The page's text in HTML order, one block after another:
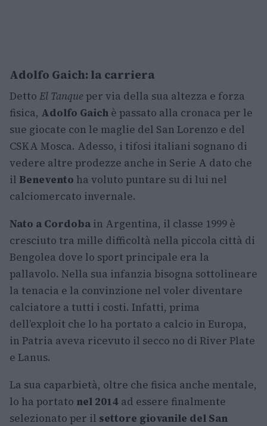
Adolfo Gaich: la carriera
Detto El Tanque per via della sua altezza e forza
fisica, Adolfo Gaich è passato alla cronaca per le
sue giocate con le maglie del San Lorenzo e del
CSKA Mosca. Adesso, i tifosi italiani sognano di
vedere altre prodezze anche in Serie A dato che
il Benevento ha voluto puntare su di lui nel
calciomercato invernale.
Nato a Cordoba in Argentina, il classe 1999 è
cresciuto tra mille difficoltà nella piccola città di
Bengolea dove lo sport principale era la
pallavolo. Nella sua infanzia bisogna sottolineare
la tenacia e la convinzione nel voler diventare
calciatore a tutti i costi. Infatti, prima
dell’exploit che lo ha portato a calcio in Europa,
in Patria aveva ricevuto il secco no di River Plate
e Lanus.
La sua caparbietà, oltre che fisica anche mentale,
lo ha portato nel 2014 ad essere finalmente
selezionato per il settore giovanile del San